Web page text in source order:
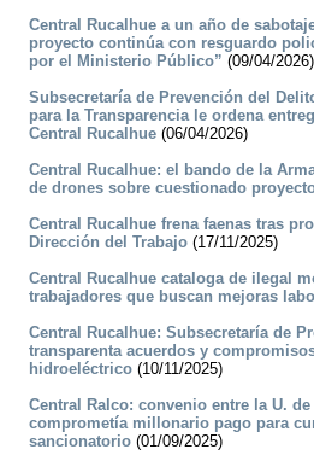
Central Rucalhue a un año de
proyecto continúa con resguardo
por el Ministerio Público” (09/04/2026)
Subsecretaría de Prevención del
para la Transparencia le ordena
Central Rucalhue (06/04/2026)
Central Rucalhue: el bando de la
de drones sobre cuestionado
Central Rucalhue frena faenas tras
Dirección del Trabajo (17/11/2025)
Central Rucalhue cataloga de ilegal
trabajadores que buscan mejoras
Central Rucalhue: Subsecretaría de
transparenta acuerdos y
hidroeléctrico (10/11/2025)
Central Ralco: convenio entre la U.
comprometía millonario pago para
sancionatorio (01/09/2025)